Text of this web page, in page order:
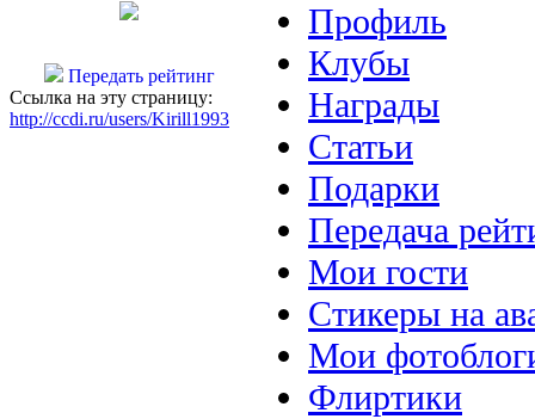
Передать рейтинг
Ссылка на эту страницу:
http://ccdi.ru/users/Kirill1993
Профиль
Клубы
Награды
Статьи
Подарки
Передача
Мои гости
Стикеры на
Мои
Флиртики